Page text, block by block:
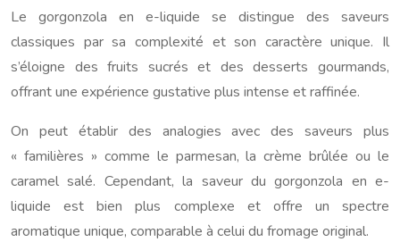
Le gorgonzola en e-liquide se distingue des saveurs
classiques par sa complexité et son caractère unique. Il
s’éloigne des fruits sucrés et des desserts gourmands,
offrant une expérience gustative plus intense et raffinée.
On peut établir des analogies avec des saveurs plus
« familières » comme le parmesan, la crème brûlée ou le
caramel salé. Cependant, la saveur du gorgonzola en e-
liquide est bien plus complexe et offre un spectre
aromatique unique, comparable à celui du fromage original.